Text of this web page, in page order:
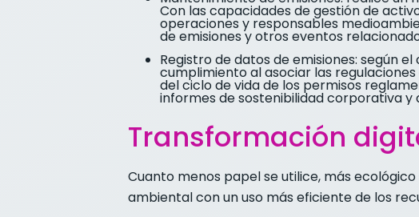
Con las capacidades de gestión de
operaciones y responsables
de emisiones y otros eventos
Registro de datos de emisiones: según
cumplimiento al asociar las
del ciclo de vida de los permisos
informes de sostenibilidad corporativa
Transformación
Cuanto menos papel se utilice, más
ambiental con un uso más eficiente de los